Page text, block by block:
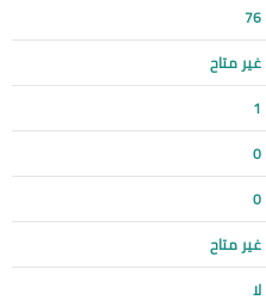
76
غير متاح
1
0
0
غير متاح
لا